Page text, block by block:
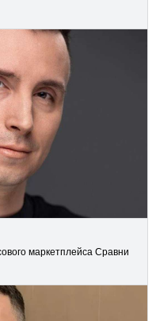
маркетплейса Сравни